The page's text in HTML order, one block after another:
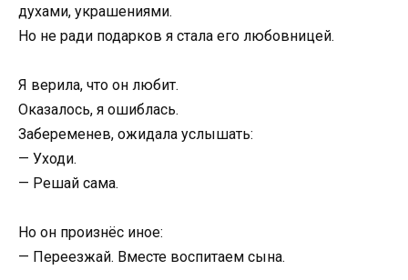
духами, украшениями.
Но не ради подарков я стала его любовницей.
Я верила, что он любит.
Оказалось, я ошиблась.
Забеременев, ожидала услышать:
— Уходи.
— Решай сама.
Но он произнёс иное:
— Переезжай. Вместе воспитаем сына.